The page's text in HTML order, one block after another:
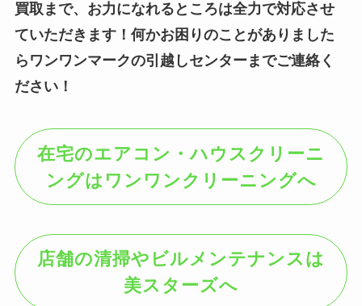
買取まで、お力になれるところは全力で対応させ
ていただきます！何かお困りのことがありました
らワンワンマークの引越しセンターまでご連絡く
ださい！
在宅のエアコン・ハウスクリーニ
ングはワンワンクリーニングへ
店舗の清掃やビルメンテナンスは
美スターズへ